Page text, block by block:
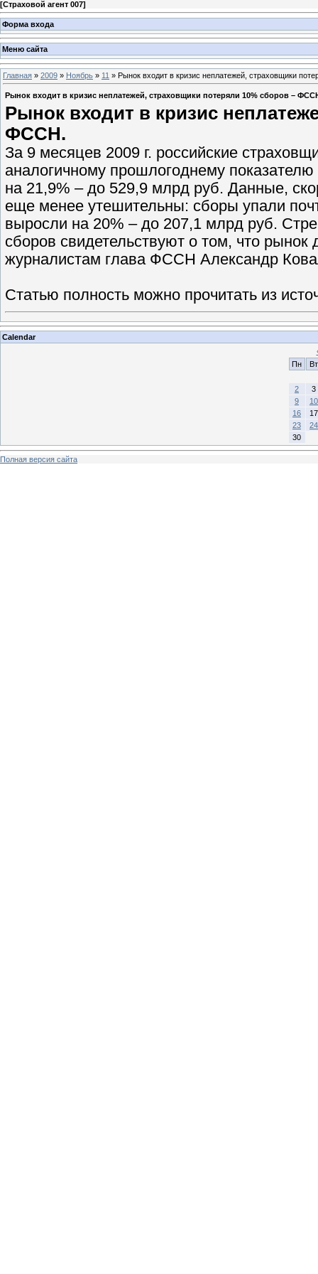
[Страховой агент 007]
Форма входа
Меню сайта
Главная » 2009 » Ноябрь » 11 » Рынок входит в кризис неплатежей, страховщики
Рынок входит в кризис неплатежей, страховщики потеряли 10% сборов –
Рынок входит в кризис
ФССН.
За 9 месяцев 2009 г. российские
аналогичному прошлогоднему
на 21,9% – до 529,9 млрд руб. Данные,
еще менее утешительны: сборы упали
выросли на 20% – до 207,1 млрд руб.
сборов свидетельствуют о том, что
журналистам глава ФССН Александр
Статью полность можно прочитать из
Calendar
Пн
Вт
2
3
9
10
16
17
23
24
30
Полная версия сайта